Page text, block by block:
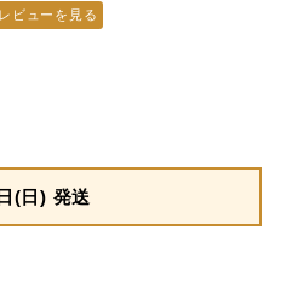
レビューを見る
(日) 発送